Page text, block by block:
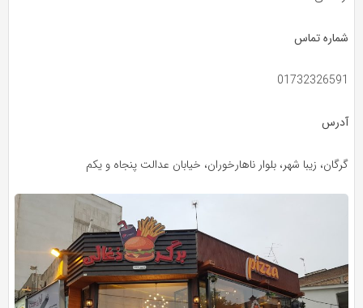
شماره تماس
01732326591
آدرس
گرگان، زیبا شهر، بلوار ناهارخوران، خیابان عدالت پنجاه و یکم